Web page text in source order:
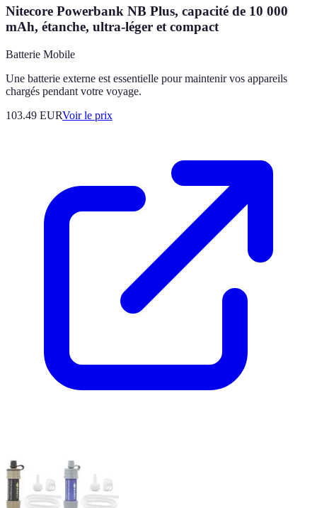
Nitecore Powerbank NB Plus, capacité de 10 000
mAh, étanche, ultra-léger et compact
Batterie Mobile
Une batterie externe est essentielle pour maintenir vos appareils
chargés pendant votre voyage.
103.49 EURVoir le prix